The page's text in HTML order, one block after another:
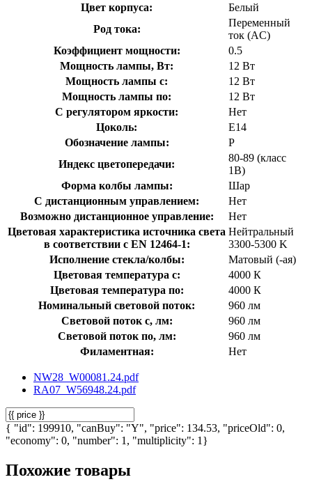
Цвет корпуса:
Белый
Род тока:
Переменный
ток (AC)
Коэффициент мощности:
0.5
Мощность лампы, Вт:
12 Вт
Мощность лампы с:
12 Вт
Мощность лампы по:
12 Вт
С регулятором яркости:
Нет
Цоколь:
E14
Обозначение лампы:
P
Индекс цветопередачи:
80-89 (класс
1В)
Форма колбы лампы:
Шар
С дистанционным управлением:
Нет
Возможно дистанционное управление:
Нет
Цветовая характеристика источника света
в соответствии с EN 12464-1:
Нейтральный
3300-5300 K
Исполнение стекла/колбы:
Матовый (-ая)
Цветовая температура с:
4000 К
Цветовая температура по:
4000 К
Номинальный световой поток:
960 лм
Световой поток с, лм:
960 лм
Световой поток по, лм:
960 лм
Филаментная:
Нет
NW28_W00081.24.pdf
RA07_W56948.24.pdf
{ "id": 199910, "canBuy": "Y", "price": 134.53, "priceOld": 0,
"economy": 0, "number": 1, "multiplicity": 1}
Похожие товары